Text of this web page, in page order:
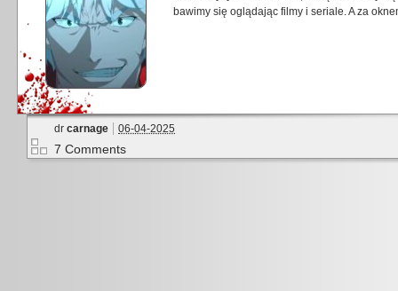
bawimy się oglądając filmy i seriale. A za
dr carnage 06-04-2025
7 Comments